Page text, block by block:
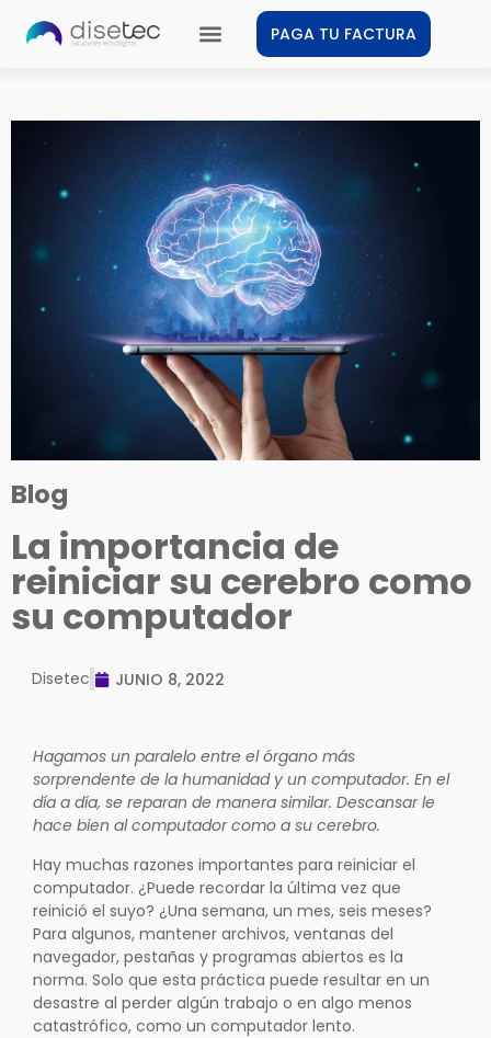
PAGA TU FACTURA
Blog
La importancia de
reiniciar su cerebro como
su computador
Disetec JUNIO 8, 2022
Hagamos un paralelo entre el órgano más
sorprendente de la humanidad y un computador. En el
día a día, se reparan de manera similar. Descansar le
hace bien al computador como a su cerebro.
Hay muchas razones importantes para reiniciar el
computador. ¿Puede recordar la última vez que
reinició el suyo? ¿Una semana, un mes, seis meses?
Para algunos, mantener archivos, ventanas del
navegador, pestañas y programas abiertos es la
norma. Solo que esta práctica puede resultar en un
desastre al perder algún trabajo o en algo menos
catastrófico, como un computador lento.